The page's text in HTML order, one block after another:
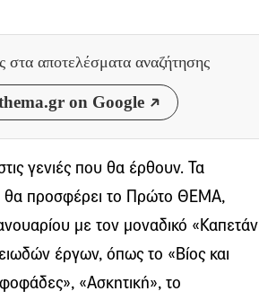
στα αποτελέσματα αναζήτησης
on Google
γενιές που θα έρθουν. Τα
θα προσφέρει το Πρώτο ΘΕΜΑ,
με τον μοναδικό «Καπετάν
έργων, όπως το «Βίος και
«Ασκητική», το